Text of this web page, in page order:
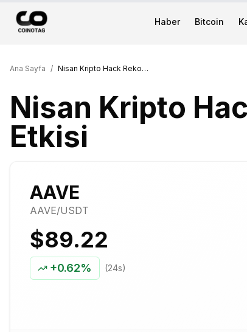
Haber Bitcoin
Ana Sayfa / Nisan Kripto Hack Rekoru: AAVE Etkisi
Nisan Kripto
Etkisi
AAVE
AAVE/USDT
$89.22
+0.62% (24s)